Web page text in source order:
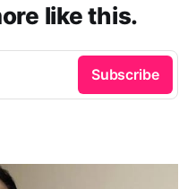
like this.
Subscribe